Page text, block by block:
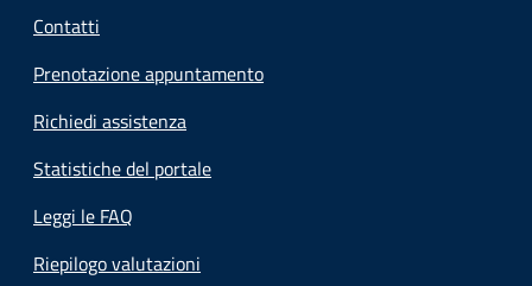
Contatti
Prenotazione appuntamento
Richiedi assistenza
Statistiche del portale
Leggi le FAQ
Riepilogo valutazioni